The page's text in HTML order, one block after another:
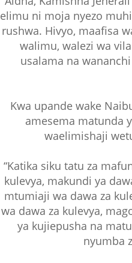
elimu ni moja nyezo
rushwa. Hivyo, maafisa
walimu, walezi wa
usalama na
Kwa upande wake
amesema matunda
waelimishaji
“Katika siku tatu za
kulevya, makundi ya
mtumiaji wa dawa za
wa dawa za kulevya,
ya kujiepusha na
nyumba